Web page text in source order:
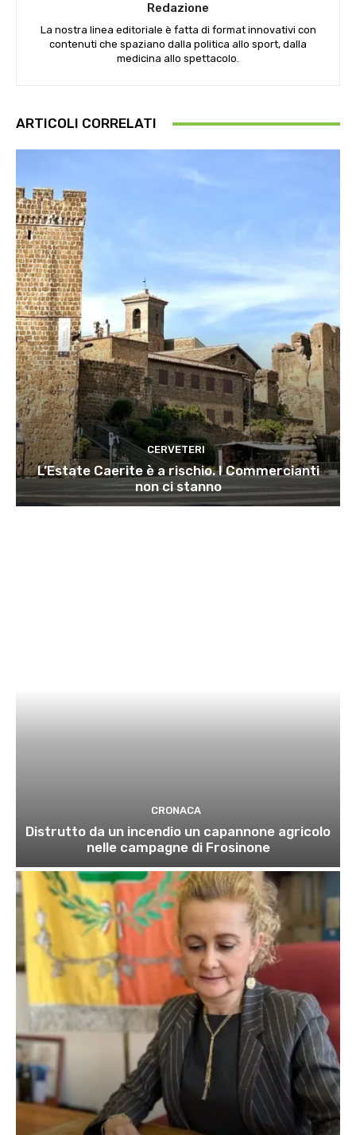
Redazione
La nostra linea editoriale è fatta di format innovativi con
contenuti che spaziano dalla politica allo sport, dalla
medicina allo spettacolo.
ARTICOLI CORRELATI
CERVETERI
L’Estate Caerite è a rischio. I Commercianti
non ci stanno
CRONACA
Distrutto da un incendio un capannone agricolo
nelle campagne di Frosinone